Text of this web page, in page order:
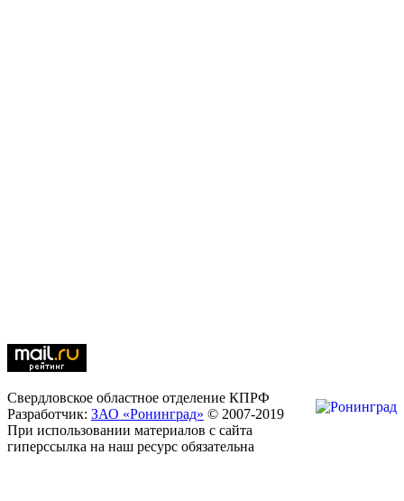
Свердловское областное отделение КПРФ
Разработчик: ЗАО «Ронинград» © 2007-2019
При использовании материалов с сайта
гиперссылка на наш ресурс обязательна